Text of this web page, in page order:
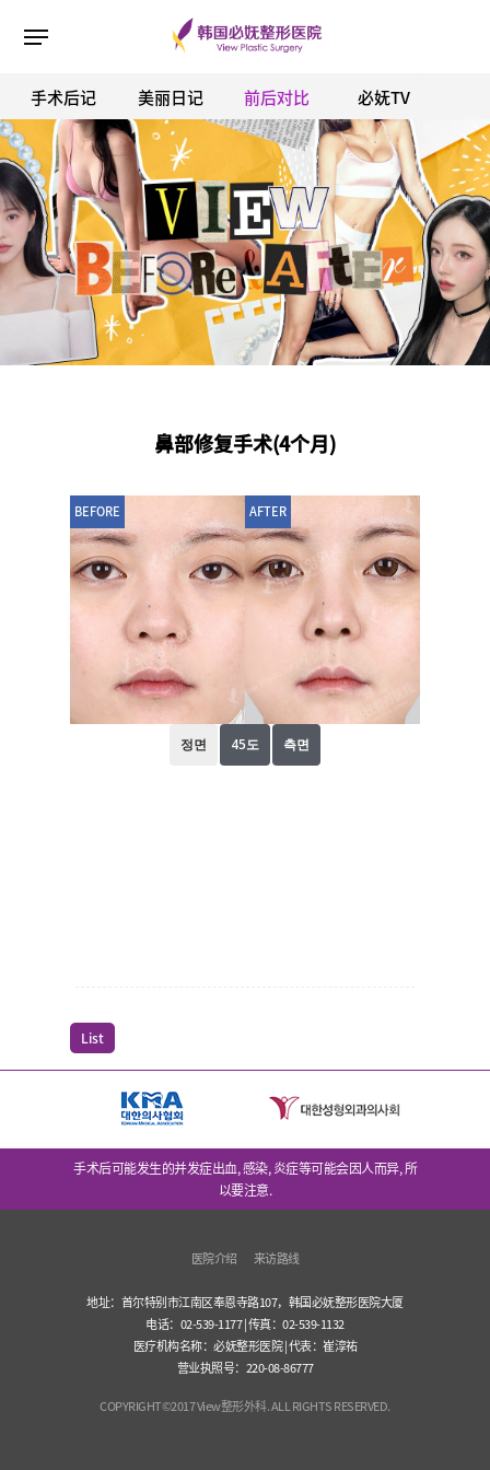
ESC 버튼을 누르면 검색창을 닫을 수 있습니다.
手术后记 美丽日记 前后对比 必妩TV
鼻部修复手术(4个月)
BEFORE AFTER
List
手术后可能发生的并发症出血, 感染, 炎症等可能会因人而异, 所
以要注意.
医院介绍 来访路线
地址：首尔特别市江南区奉恩寺路107，韩国必妩整形医院大厦
电话：02-539-1177 | 传真：02-539-1132
医疗机构名称：必妩整形医院 | 代表：崔淳祐
营业执照号：220-08-86777
COPYRIGHT©2017 View整形外科. ALL RIGHTS RESERVED.